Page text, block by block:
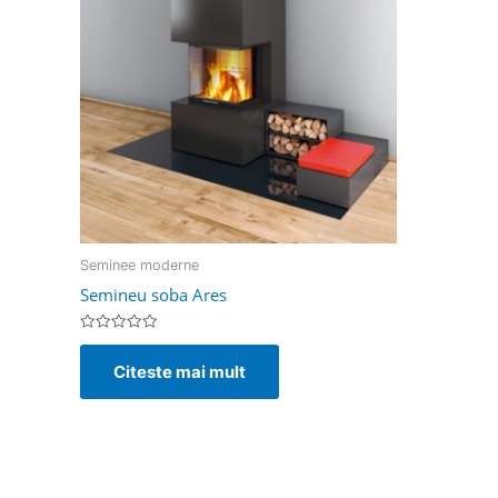
Seminee moderne
Semineu soba Ares
Evaluat
5
Citeste mai mult